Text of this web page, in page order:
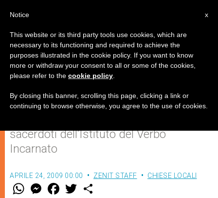
Gaza ha un nuovo parroco
argentino
sacerdoti dell’Istituto del Verbo
Incarnato
APRILE 24, 2009 00:00 ZENIT STAFF CHIESE LOCALI
W M
e
F
a w
x
Notice
This website or its third party tools use cookies, which are
necessary to its functioning and required to achieve the
purposes illustrated in the cookie policy. If you want to know
more or withdraw your consent to all or some of the cookies,
please refer to the cookie policy
By closing this banner, scrolling this page, clicking a link or
continuing to browse otherwise, you agree to the use of cookies.